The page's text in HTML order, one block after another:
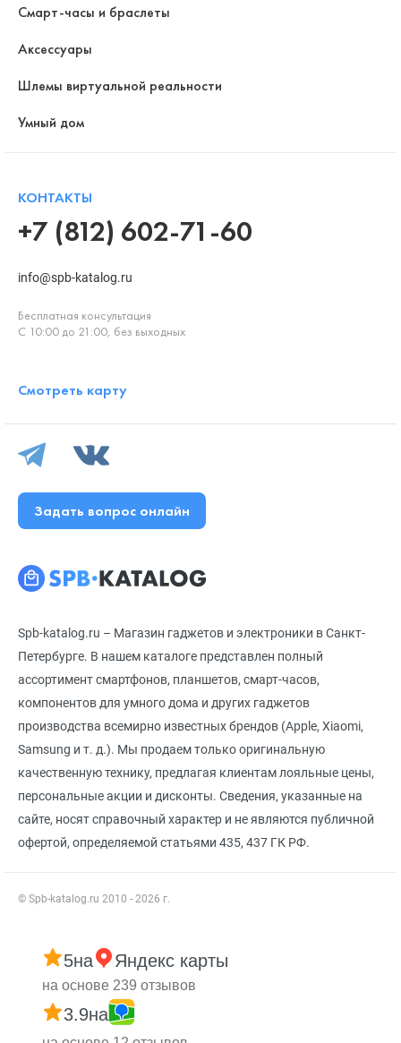
Spb-katalog.ru – Магазин гаджетов и электроники в Санкт-
Петербурге. В нашем каталоге представлен полный
ассортимент смартфонов, планшетов, смарт-часов,
компонентов для умного дома и других гаджетов
производства всемирно известных брендов (Apple, Xiaomi,
Samsung и т. д.). Мы продаем только оригинальную
качественную технику, предлагая клиентам лояльные цены,
персональные акции и дисконты. Сведения, указанные на
сайте, носят справочный характер и не являются публичной
офертой, определяемой статьями 435, 437 ГК РФ.
© Spb-katalog.ru 2010 - 2026 г.
Смарт-часы и браслеты
Аксессуары
Шлемы виртуальной реальности
Умный дом
КОНТАКТЫ
+7 (812) 602-71-60
info@spb-katalog.ru
Бесплатная консультация
С 10:00 до 21:00, без выходных
Смотреть карту
Задать вопрос онлайн
5на Яндекс карты
на основе 239 отзывов
3.9на